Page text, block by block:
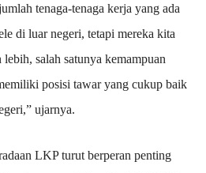
tenaga-tenaga kerja yang ada
di luar negeri, tetapi mereka kita
salah satunya kemampuan
posisi tawar yang cukup baik
ujarnya.
LKP turut berperan penting